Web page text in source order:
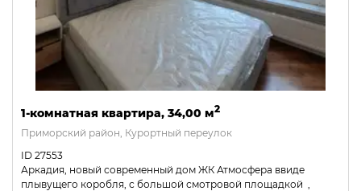
1-комнатная квартира, 34,00 м2
Приморский район, Курортный переулок
ID 27553
Аркадия, новый современный дом ЖК Атмосфера ввиде
плывущего коробля, с большой смотровой площадкой ,